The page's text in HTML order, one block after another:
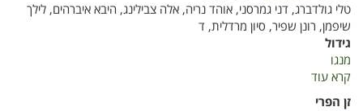
טלי גולדברג, דני גמרסני, אוהד נריה, אלה צבילינג, היבא איברהים, לילך
שיפמן, רונן שפיר, סיון מרדלית, ד
גידול
מנגו
קרא עוד
זן הפרי